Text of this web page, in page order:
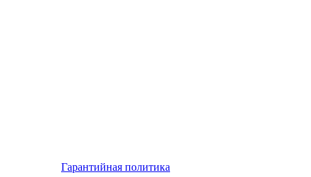
Гарантийная политика